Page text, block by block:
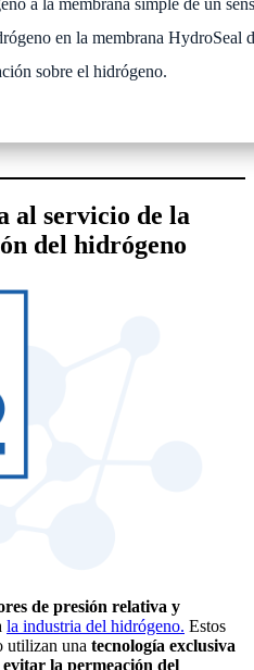
a la membrana simple de un
en la membrana HydroSeal
sobre el hidrógeno.
al servicio de la
del hidrógeno
de presión relativa y
la industria del hidrógeno. Estos
utilizan una tecnología exclusiva
evitar la permeación del